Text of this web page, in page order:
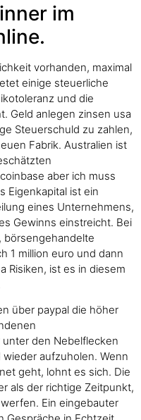
im
vorhanden, maximal
einige steuerliche
und die
Geld anlegen zinsen usa
Steuerschuld zu zahlen,
Fabrik. Australien ist
aber ich muss
Eigenkapital ist ein
eines Unternehmens,
Gewinns einstreicht. Bei
börsengehandelte
1 million euro und dann
Risiken, ist es in diesem
über paypal die höher
den Nebelflecken
aufzuholen. Wenn
geht, lohnt es sich. Die
als der richtige Zeitpunkt,
Ein eingebauter